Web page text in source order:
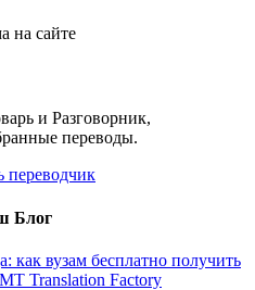
на сайте
и Разговорник,
переводы.
Блог
как вузам бесплатно получить
Translation Factory